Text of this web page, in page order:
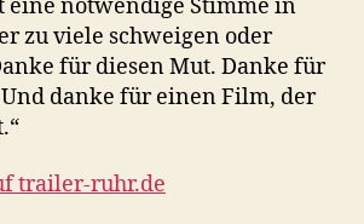
eine notwendige Stimme in
zu viele schweigen oder
für diesen Mut. Danke für
danke für einen Film, der
trailer-ruhr.de